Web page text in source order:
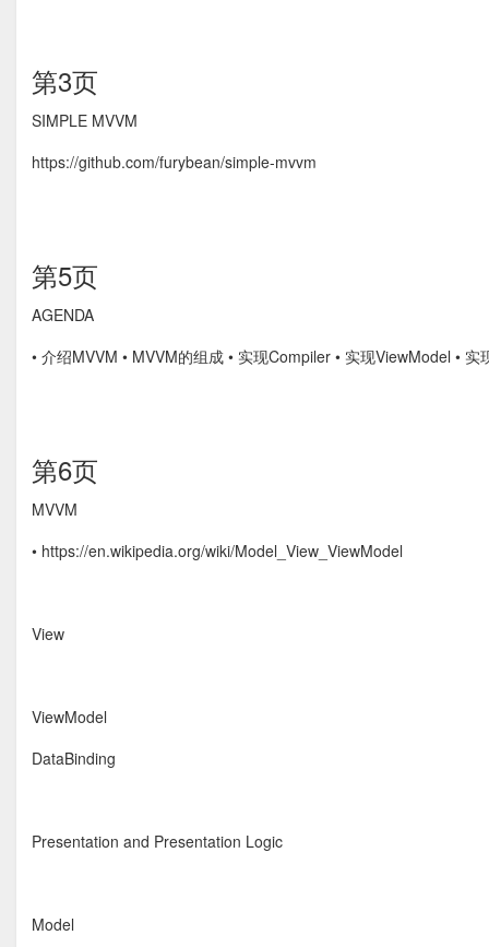
第3页
SIMPLE MVVM
https://github.com/furybean/simple-mvvm
第5页
AGENDA
• 介绍MVVM • MVVM的组成 • 实现Compiler • 实现ViewModel • 实
第6页
MVVM
• https://en.wikipedia.org/wiki/Model_View_ViewModel
View
ViewModel
DataBinding
Presentation and Presentation Logic
Model